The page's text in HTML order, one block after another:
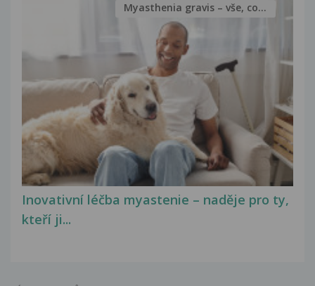
Inovativní léčba myastenie – naděje pro ty,
kteří ji...
Myasthenia gravis – vše, co...